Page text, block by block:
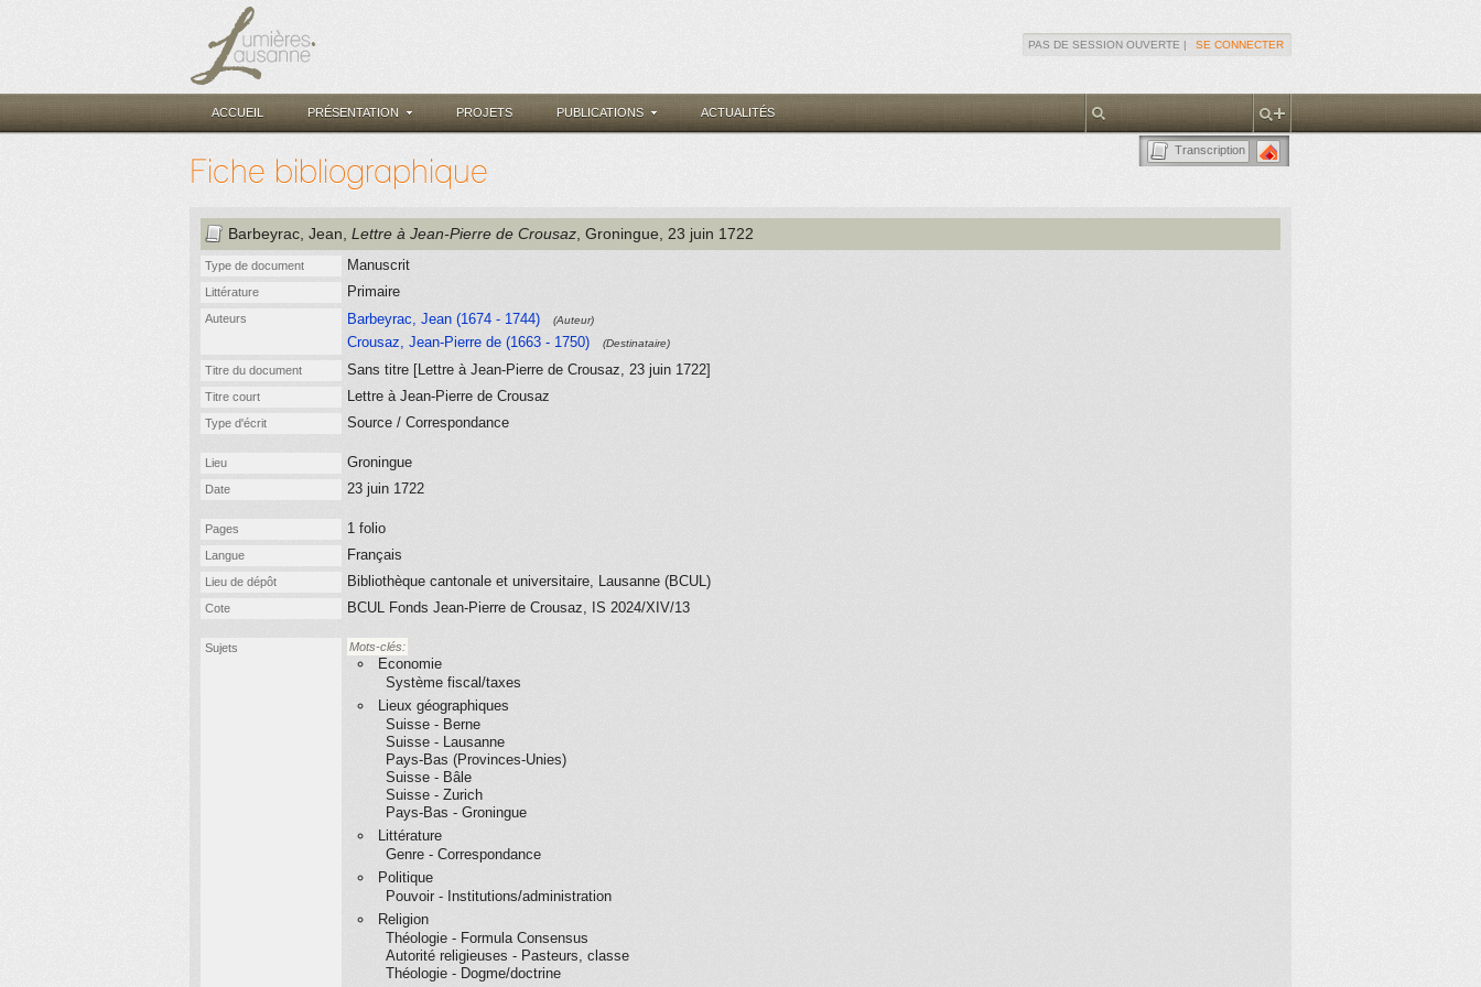
PAS DE SESSION OUVERTE | SE CONNECTER
ACCUEIL PRÉSENTATION PROJETS PUBLICATIONS ACTUALITÉS
Transcription
Fiche bibliographique
Barbeyrac, Jean Lettre à Jean-Pierre de Crousaz , Groningue , 23 juin 1722
Type de document Manuscrit
Littérature Primaire
Auteurs Barbeyrac, Jean (1674 - 1744) (Auteur)
Crousaz, Jean-Pierre de (1663 - 1750) (Destinataire)
Titre du document Sans titre [Lettre à Jean-Pierre de Crousaz, 23 juin 1722]
Titre court Lettre à Jean-Pierre de Crousaz
Type d'écrit Source / Correspondance
Lieu Groningue
Date 23 juin 1722
Pages 1 folio
Langue Français
Lieu de dépôt Bibliothèque cantonale et universitaire, Lausanne (BCUL)
Cote BCUL Fonds Jean-Pierre de Crousaz, IS 2024/XIV/13
Sujets Mots-clés:
Economie
Système fiscal/taxes
Lieux géographiques
Suisse - Berne
Suisse - Lausanne
Pays-Bas (Provinces-Unies)
Suisse - Bâle
Suisse - Zurich
Pays-Bas - Groningue
Littérature
Genre - Correspondance
Politique
Pouvoir - Institutions/administration
Religion
Théologie - Formula Consensus
Autorité religieuses - Pasteurs, classe
Théologie - Dogme/doctrine